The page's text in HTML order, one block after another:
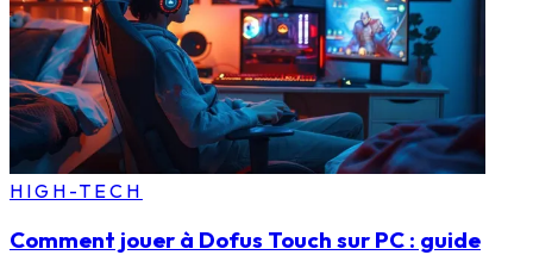
HIGH-TECH
Comment jouer à Dofus Touch sur PC : guide